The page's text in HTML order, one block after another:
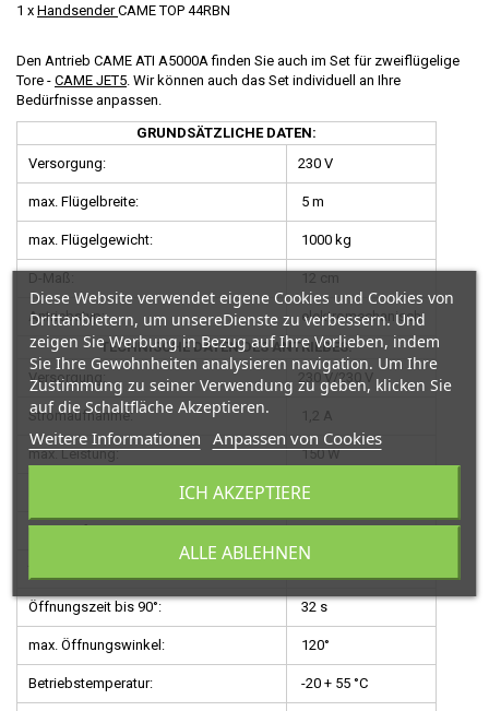
1 x HandsenderCAME TOP 44RBN
Den Antrieb CAME ATI A5000A finden Sie auch im Set für zweiflügelige
Tore - CAME JET5 . Wir können auch das Set individuell an Ihre
Bedürfnisse anpassen.
GRUNDSÄTZLICHE DATEN:
Versorgung:
230 V
max. Flügelbreite: 5 m
max. Flügelgewicht: 1000 kg
D-Maß: 12 cm
Antriebstyp:
elektromechanisch
TECHNISCHE DATEN DES ANTRIEBES:
Versorgung:
230 V/230 V
Stromaufnahme: 1,2 A
max. Leistung: 150 W
50 %
max. Kraft 3000 N
Öffnungszeit bis 90°: 32 s
max. Öffnungswinkel: 120°
Betriebstemperatur: -20 + 55 °C
Diese Website verwendet eigene Cookies und Cookies von
Drittanbietern, um unsereDienste zu verbessern. Und
zeigen Sie Werbung in Bezug auf Ihre Vorlieben, indem
Sie Ihre Gewohnheiten analysieren navigation. Um Ihre
Zustimmung zu seiner Verwendung zu geben, klicken Sie
auf die Schaltfläche Akzeptieren.
Weitere Informationen Anpassen von Cookies
ALLE ABLEHNEN
ICH AKZEPTIERE